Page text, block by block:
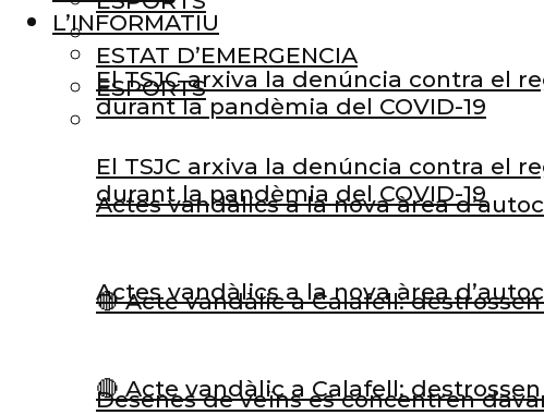
El TSJC arxiva la denúncia contra el
durant la pandèmia del COVID-19
Actes vandàlics a la nova àrea
🔴 Acte vandàlic a Calafell:
Desenes de veïns es concentren
L’INFORMATIU
ESTAT D’EMERGENCIA
ESPORTS
El TSJC arxiva la denúncia contra el
durant la pandèmia del COVID-19
Actes vandàlics a la nova àrea
🔴 Acte vandàlic a Calafell: